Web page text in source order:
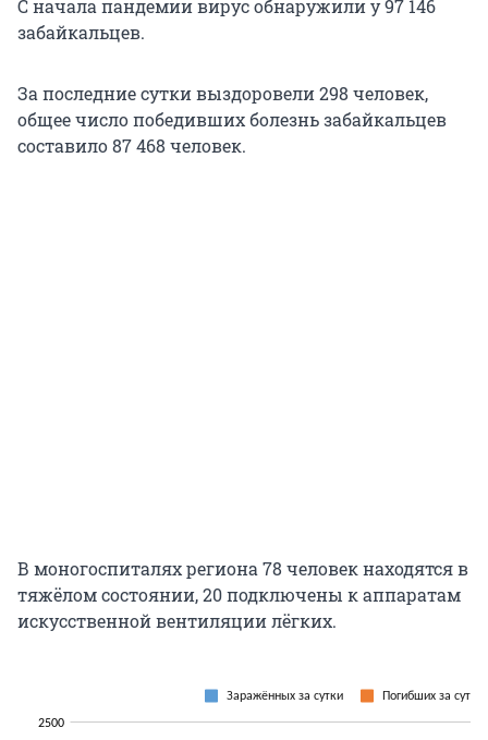
С начала пандемии вирус обнаружили у 97 146
забайкальцев.
За последние сутки выздоровели 298 человек,
общее число победивших болезнь забайкальцев
составило 87 468 человек.
В моногоспиталях региона 78 человек находятся в
тяжёлом состоянии, 20 подключены к аппаратам
искусственной вентиляции лёгких.